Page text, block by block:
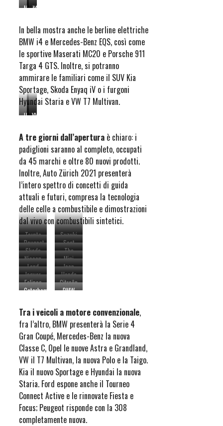
Maserati
BMW
Mercedes-
EQS
580
4MATIC
In bella mostra anche le berline elettriche
BMW i4 e Mercedes-Benz EQS, così come
le sportive Maserati MC20 e Porsche 911
Targa 4 GTS. Inoltre, si potranno
ammirare le familiari come il SUV Kia
Sportage, Skoda Enyaq iV o i furgoni
Hyundai Staria e VW T7 Multivan.
Hyundai
Kia
VW
A tre giorni dall’apertura è chiaro: i
padiglioni saranno al completo, occupati
da 45 marchi e oltre 80 nuovi prodotti.
Inoltre, Auto Zürich 2021 presenterà
l’intero spettro di concetti di guida
attuali e futuri, compresa la tecnologia
delle celle a combustibile e dimostrazioni
dal vivo con combustibili sintetici.
Toyota
Yaris
Cross
Suzuki
Across
Peugeot
308
SW
Seat
Arona
und
Ibiza
Skoda
Fabia
The
new
2021
Opel
Astra
Nissan
Qashqai
Mini
Cooper
SE
Electric
Land
Rover
Defender
Jeep
Wrangler
Jaguar
F-Pace
Honda
HR-V
eHEV
Eclipse
Cross
Citroên
C5 X –
William
CROZES
@
Continental
Productions
Caterham
485
BMW
XB7
Tra i veicoli a motore convenzionale,
fra l’altro, BMW presenterà la Serie 4
Gran Coupé, Mercedes-Benz la nuova
Classe C, Opel le nuove Astra e Grandland,
VW il T7 Multivan, la nuova Polo e la Taigo.
Kia il nuovo Sportage e Hyundai la nuova
Staria. Ford espone anche il Tourneo
Connect Active e le rinnovate Fiesta e
Focus; Peugeot risponde con la 308
completamente nuova.